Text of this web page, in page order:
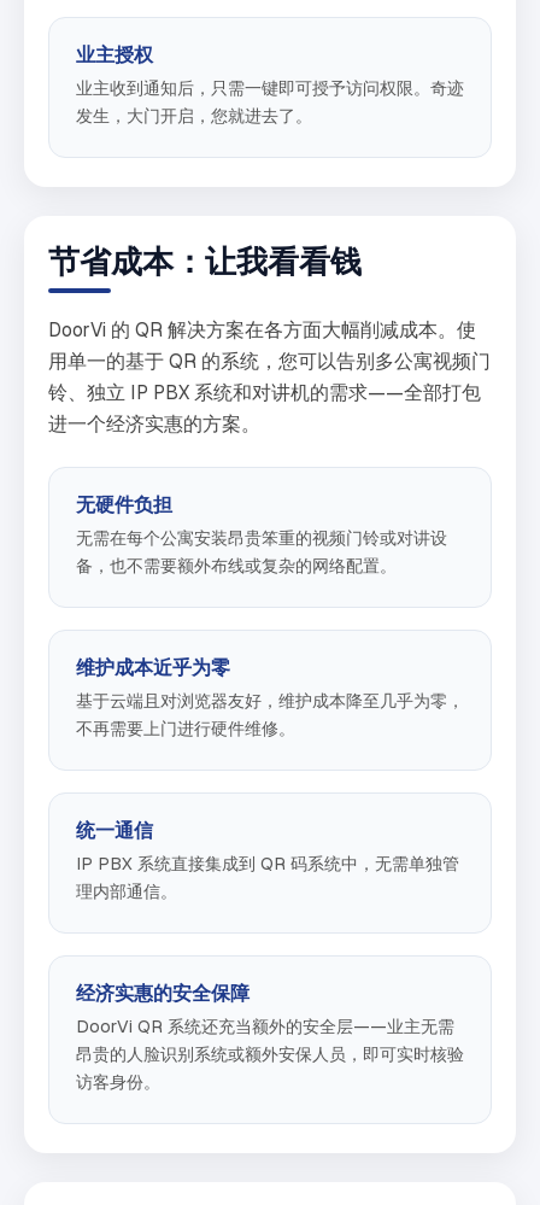
业主授权
业主收到通知后，只需一键即可授予访问权限。奇迹
发生，大门开启，您就进去了。
节省成本：让我看看钱
DoorVi 的 QR 解决方案在各方面大幅削减成本。使
用单一的基于 QR 的系统，您可以告别多公寓视频门
铃、独立 IP PBX 系统和对讲机的需求——全部打包
进一个经济实惠的方案。
无硬件负担
无需在每个公寓安装昂贵笨重的视频门铃或对讲设
备，也不需要额外布线或复杂的网络配置。
维护成本近乎为零
基于云端且对浏览器友好，维护成本降至几乎为零，
不再需要上门进行硬件维修。
统一通信
IP PBX 系统直接集成到 QR 码系统中，无需单独管
理内部通信。
经济实惠的安全保障
DoorVi QR 系统还充当额外的安全层——业主无需
昂贵的人脸识别系统或额外安保人员，即可实时核验
访客身份。